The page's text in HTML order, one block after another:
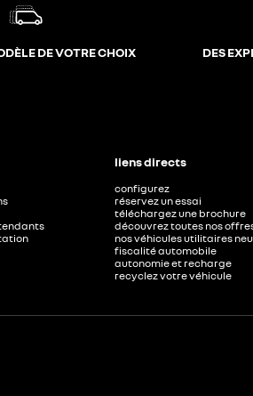
DE VOTRE CHOIX DES
liens directs
configurez
réservez un essai
téléchargez une brochure
découvrez toutes nos
nos véhicules utilitaires
fiscalité automobile
autonomie et recharge
recyclez votre véhicule